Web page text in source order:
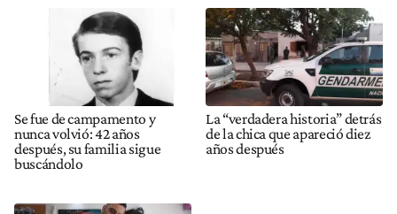
Se fue de campamento y
nunca volvió: 42 años
después, su familia sigue
buscándolo
La “verdadera historia” detrás
de la chica que apareció diez
años después